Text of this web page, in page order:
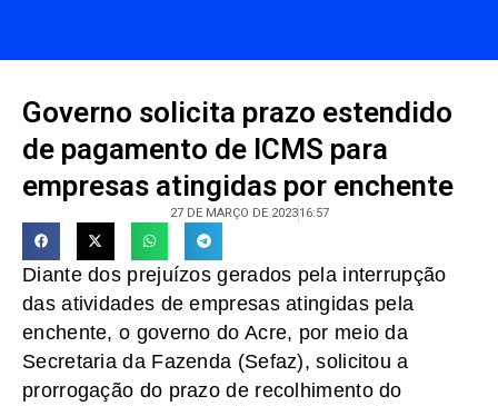
Governo solicita prazo estendido
de pagamento de ICMS para
empresas atingidas por enchente
27 DE MARÇO DE 202316:57
Diante dos prejuízos gerados pela interrupção
das atividades de empresas atingidas pela
enchente, o governo do Acre, por meio da
Secretaria da Fazenda (Sefaz), solicitou a
prorrogação do prazo de recolhimento do